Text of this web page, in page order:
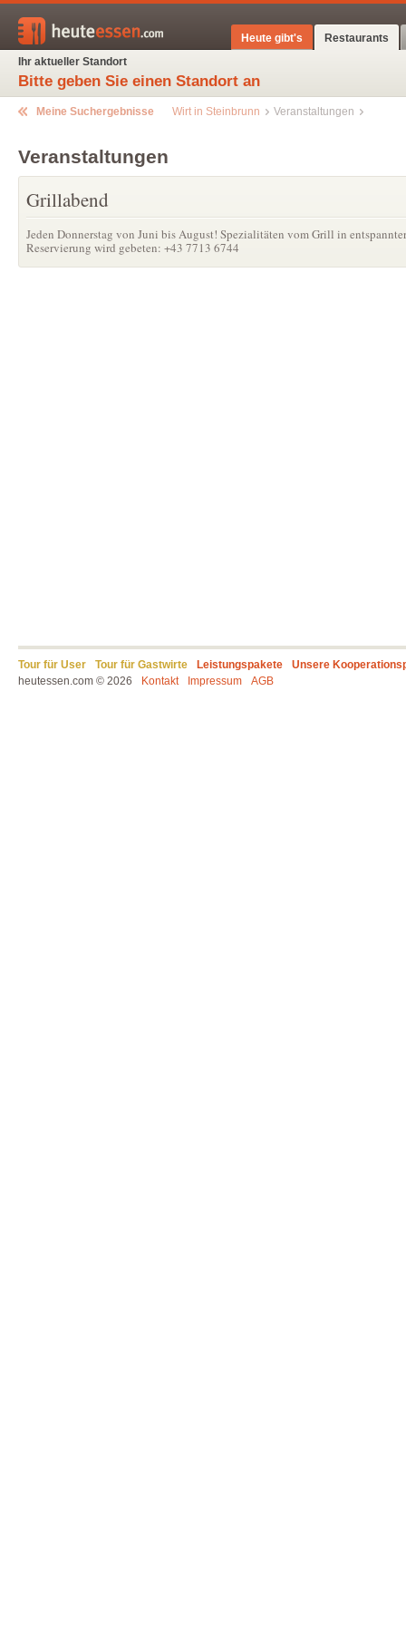
Restaurants
Heute gibt's
Ihr aktueller Standort
Bitte geben Sie einen Standort an
Meine Suchergebnisse Wirt in Steinbrunn Veranstaltungen
Veranstaltungen
Grillabend
Jeden Donnerstag von Juni bis August! Spezialitäten vom Grill in
Reservierung wird gebeten: +43 7713 6744
Tour für User Tour für Gastwirte Leistungspakete
Unsere
heutessen.com © 2026
Kontakt Impressum AGB